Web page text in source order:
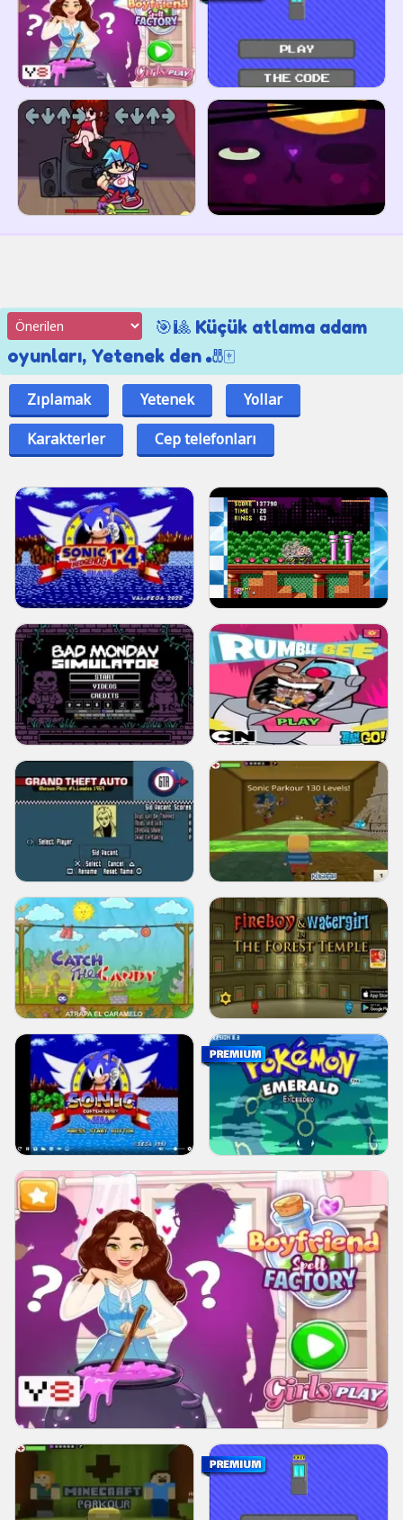
🎯🎱 Küçük atlama adam
oyunları, Yetenek den 🎳🀄
Zıplamak Yetenek
Yollar
Karakterler
Cep telefonları